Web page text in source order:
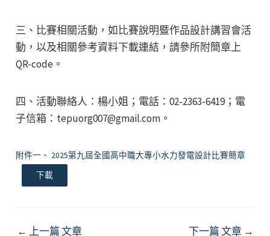
三、比賽相關活動，如比賽說明暨作品設計講習會活
動，以及相關參考資料下載連結，請參所附簡章上
QR-code。
四、活動聯絡人：楊小姐；電話：02-2363-6419；電
子信箱：tepuorg007@gmail.com。
附件一、 2025第九屆全國高中職大專小水力發電設計比賽簡章
下載
Post
← 上一篇 文章 下一篇 文章 →